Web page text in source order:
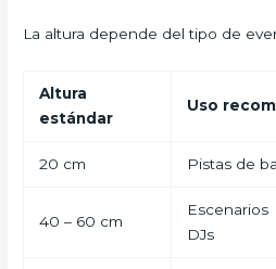
La altura depende del tipo de
Altura
estándar
Uso
20 cm Pistas de
40 – 60 cm
DJs